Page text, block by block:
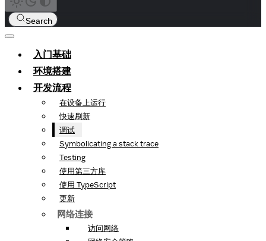
Search
入门基础
环境搭建
开发流程
在设备上运行
快速刷新
调试
Symbolicating a stack trace
Testing
使用第三方库
使用 TypeScript
更新
网络连接
访问网络